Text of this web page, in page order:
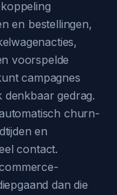
en bestellingen,
voorspelde
campagnes
gedrag.
churn-
en
contact.
dan die